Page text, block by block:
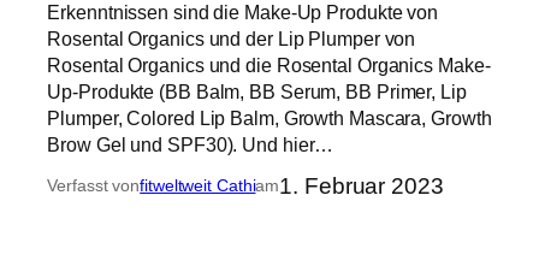
Erkenntnissen sind die Make-Up Produkte von
Rosental Organics und der Lip Plumper von
Rosental Organics und die Rosental Organics Make-
Up-Produkte (BB Balm, BB Serum, BB Primer, Lip
Plumper, Colored Lip Balm, Growth Mascara, Growth
Brow Gel und SPF30). Und hier…
Verfasst vonfitweltweit Cathiam1. Februar 2023